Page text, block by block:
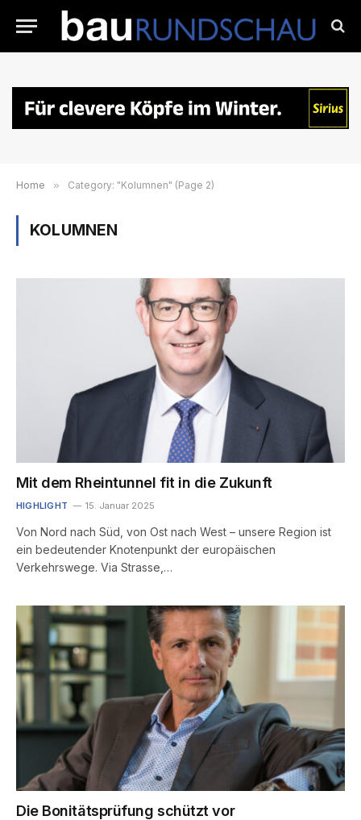
Home » Category: "Kolumnen" (Page 2)
KOLUMNEN
Mit dem Rheintunnel fit in die Zukunft
HIGHLIGHT 15. Januar 2025
Von Nord nach Süd, von Ost nach West – unsere Region ist
ein bedeutender Knotenpunkt der europäischen
Verkehrswege. Via Strasse,…
Die Bonitätsprüfung schützt vor